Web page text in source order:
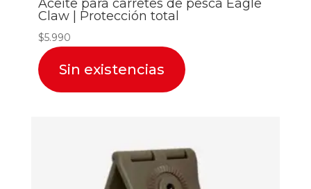
Aceite para carretes de pesca Eagle
Claw | Protección total
$5.990
Sin existencias